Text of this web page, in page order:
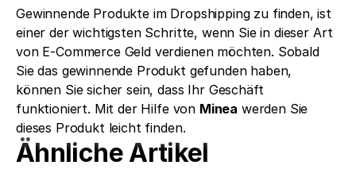
Gewinnende Produkte im Dropshipping zu finden, ist
einer der wichtigsten Schritte, wenn Sie in dieser Art
von E-Commerce Geld verdienen möchten. Sobald
Sie das gewinnende Produkt gefunden haben,
können Sie sicher sein, dass Ihr Geschäft
funktioniert. Mit der Hilfe von Minea werden Sie
dieses Produkt leicht finden.
Ähnliche Artikel